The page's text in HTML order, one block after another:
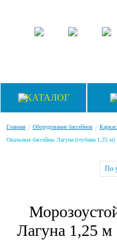
КАТАЛОГ
Главная / Оборудование бассейнов /
Овальные бассейны Лагуна (глубина 1,25 м)
По
Лагуна 1,25 м